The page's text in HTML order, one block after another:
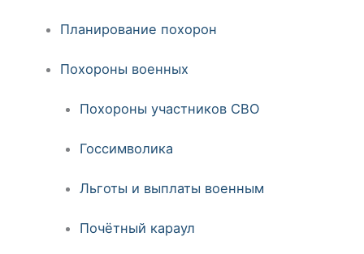
Планирование похорон
Похороны военных
Похороны участников СВО
Госсимволика
Льготы и выплаты военным
Почётный караул